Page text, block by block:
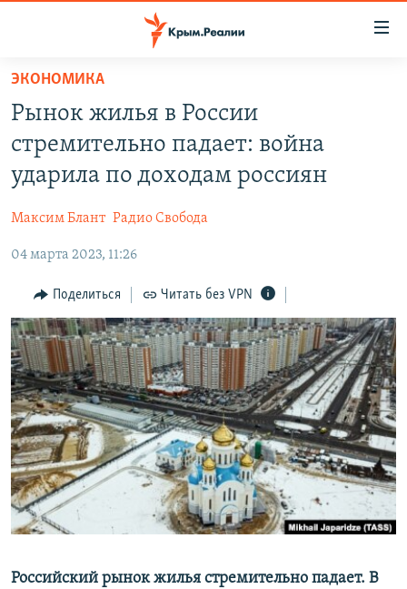
Вернуться
основному
содержанию
Вернутся
главной
Вернутся
поиску
11 ЛЕТ ОККУПАЦИИ КРЫМА. 11 ИСТОРИЙ СОПРОТИВЛЕНИЯ
ВОДА
ЕЩЕ
ИНТЕРАКТИВ
ИНФОГРАФИКА
ТЕЛЕПРОЕКТ КРЫМ.РЕАЛИИ
СОВЕТЫ ПРАВОЗАЩИТНИКОВ
ПРОПАВШИЕ БЕЗ ВЕСТИ
ПОБЕДИТЕЛЕЙ НЕ СУДЯТ?
КРЫМ.НЕПОКОРЕННЫЙ
ELIFBE
УКРАИНСКАЯ ПРОБЛЕМА КРЫМА
РАДІО СВОБОДА
КАК ОБОЙТИ БЛОКИРОВКУ
Українською
Qırımtatar
ПРИСОЕДИНЯЙТЕСЬ!
ЭКОНОМИКА
Рынок жилья в России
стремительно падает: война
ударила по доходам россиян
Максим Блант Радио Свобода
04 марта 2023, 11:26
Поделиться Читать без VPN
Российский рынок жилья стремительно падает. В